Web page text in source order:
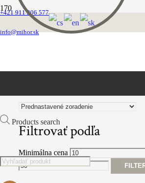
+421 911 206 577
info@mihor.sk
Products search
Poľovnícke
Filtrovať podľa
Minimálna cena